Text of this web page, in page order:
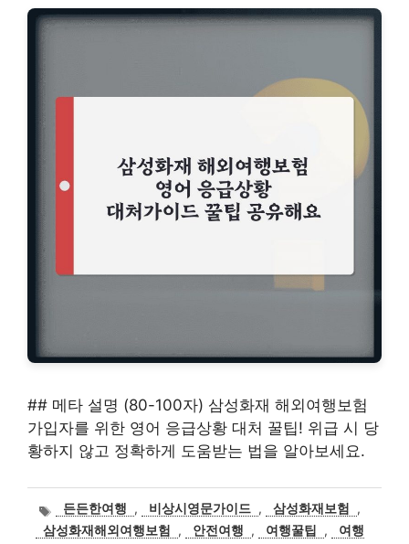
## 메타 설명 (80-100자) 삼성화재 해외여행보험
가입자를 위한 영어 응급상황 대처 꿀팁! 위급 시 당
황하지 않고 정확하게 도움받는 법을 알아보세요.
태
그
든든한여행 , 비상시영문가이드 , 삼성화재보험
,
삼성화재해외여행보험
, 안전여행 , 여행꿀팁 ,
여행